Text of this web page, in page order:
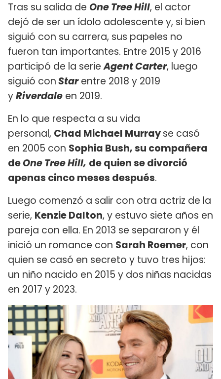
Tras su salida de One Tree Hill, el actor
dejó de ser un ídolo adolescente y, si bien
siguió con su carrera, sus papeles no
fueron tan importantes. Entre 2015 y 2016
participó de la serieAgent Carter, luego
siguió conStarentre 2018 y 2019
yRiverdale en 2019.
En lo que respecta a su vida
personal, Chad Michael Murrayse casó
en 2005 con Sophia Bush, su compañera
deOne Tree Hill, de quien se divorció
apenas cinco meses después.
Luego comenzó a salir con otra actriz de la
serie, Kenzie Dalton, y estuvo siete años en
pareja con ella. En 2013 se separaron y él
inició un romance con Sarah Roemer, con
quien se casó en secreto y tuvo tres hijos:
un niño nacido en 2015 y dos niñas nacidas
en 2017 y 2023.